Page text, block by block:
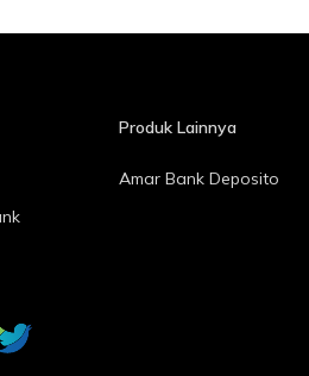
melalui aplikasi mitra.
seputar finansial
SelengkapnyaProduk Lainnya
Amar Bank Deposito